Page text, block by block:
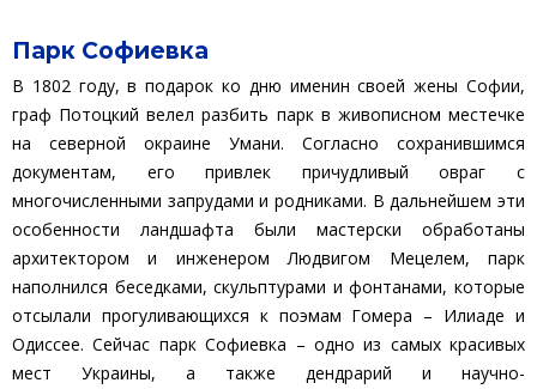
Парк Софиевка
В 1802 году, в подарок ко дню именин своей жены Софии,
граф Потоцкий велел разбить парк в живописном местечке
на северной окраине Умани. Согласно сохранившимся
документам, его привлек причудливый овраг с
многочисленными запрудами и родниками. В дальнейшем эти
особенности ландшафта были мастерски обработаны
архитектором и инженером Людвигом Мецелем, парк
наполнился беседками, скульптурами и фонтанами, которые
отсылали прогуливающихся к поэмам Гомера – Илиаде и
Одиссее. Сейчас парк Софиевка – одно из самых красивых
мест Украины, а также дендрарий и научно-